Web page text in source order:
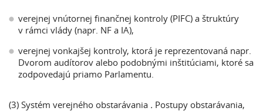
verejnej vnútornej finančnej kontroly (PIFC) a štruktúry
v rámci vlády (napr. NF a IA),
verejnej vonkajšej kontroly, ktorá je reprezentovaná napr.
Dvorom audítorov alebo podobnými inštitúciami, ktoré sa
zodpovedajú priamo Parlamentu.
(3) Systém verejného obstarávania . Postupy obstarávania,